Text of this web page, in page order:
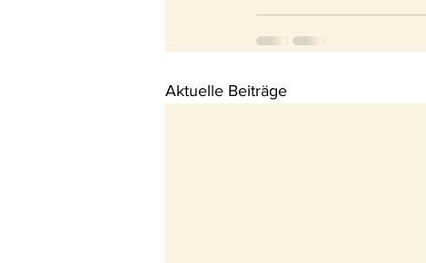
Aktuelle Beiträge